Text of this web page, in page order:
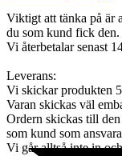
Viktigt att tänka på är
du som kund fick den.
Vi återbetalar senast
Leverans:
Vi skickar produkten
Varan skickas väl
Ordern skickas till
som kund som
Vi går alltså inte in